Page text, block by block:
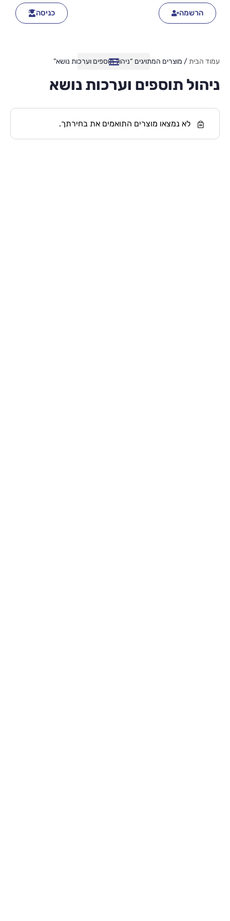
הרשמה כניסה
עמוד הבית/ מוצרים המתויגים “ניהול תוספים וערכות נושא”
ניהול תוספים וערכות נושא
לא נמצאו מוצרים התואמים את בחירתך.